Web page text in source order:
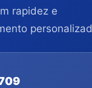
rapidez e